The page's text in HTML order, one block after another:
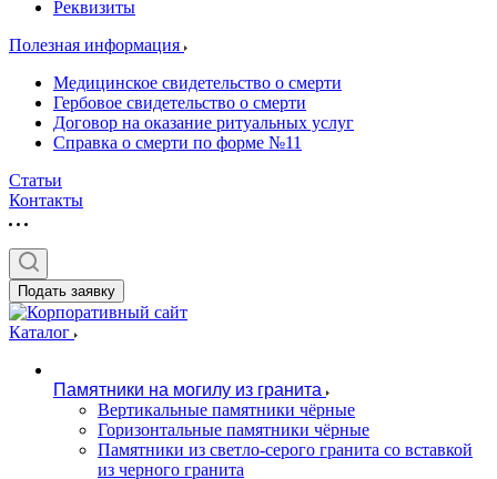
Реквизиты
Полезная информация
Медицинское свидетельство о смерти
Гербовое свидетельство о смерти
Договор на оказание ритуальных услуг
Справка о смерти по форме №11
Статьи
Контакты
Подать заявку
Каталог
Памятники на могилу из гранита
Вертикальные памятники чёрные
Горизонтальные памятники чёрные
Памятники из светло-серого гранита со вставкой
из черного гранита